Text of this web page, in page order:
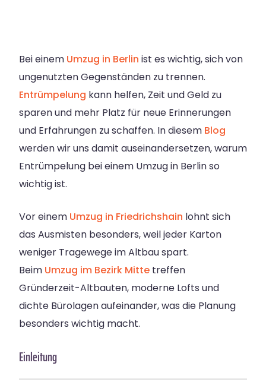
Bei einem Umzug in Berlin ist es wichtig, sich von
ungenutzten Gegenständen zu trennen.
Entrümpelung kann helfen, Zeit und Geld zu
sparen und mehr Platz für neue Erinnerungen
und Erfahrungen zu schaffen. In diesem Blog
werden wir uns damit auseinandersetzen, warum
Entrümpelung bei einem Umzug in Berlin so
wichtig ist.
Vor einem Umzug in Friedrichshain lohnt sich
das Ausmisten besonders, weil jeder Karton
weniger Tragewege im Altbau spart.
Beim Umzug im Bezirk Mitte treffen
Gründerzeit-Altbauten, moderne Lofts und
dichte Bürolagen aufeinander, was die Planung
besonders wichtig macht.
Einleitung